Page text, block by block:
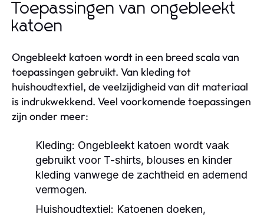
Toepassingen van ongebleekt
katoen
Ongebleekt katoen wordt in een breed scala van
toepassingen gebruikt. Van kleding tot
huishoudtextiel, de veelzijdigheid van dit materiaal
is indrukwekkend. Veel voorkomende toepassingen
zijn onder meer:
Kleding: Ongebleekt katoen wordt vaak
gebruikt voor T-shirts, blouses en kinder
kleding vanwege de zachtheid en ademend
vermogen.
Huishoudtextiel: Katoenen doeken,